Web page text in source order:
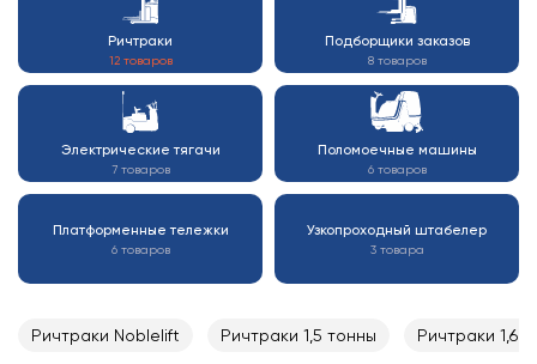
Ричтраки
12 товаров
Подборщики заказов
8 товаров
Электрические тягачи
7 товаров
Поломоечные машины
6 товаров
Платформенные тележки
6 товаров
Узкопроходный штабелер
3 товара
Ричтраки Noblelift Ричтраки 1,5 тонны Ричтраки 1,6